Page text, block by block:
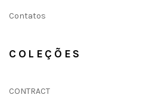
Contatos
COLEÇÕES
CONTRACT